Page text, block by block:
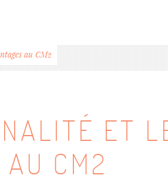
au CM2
ET
AU CM2